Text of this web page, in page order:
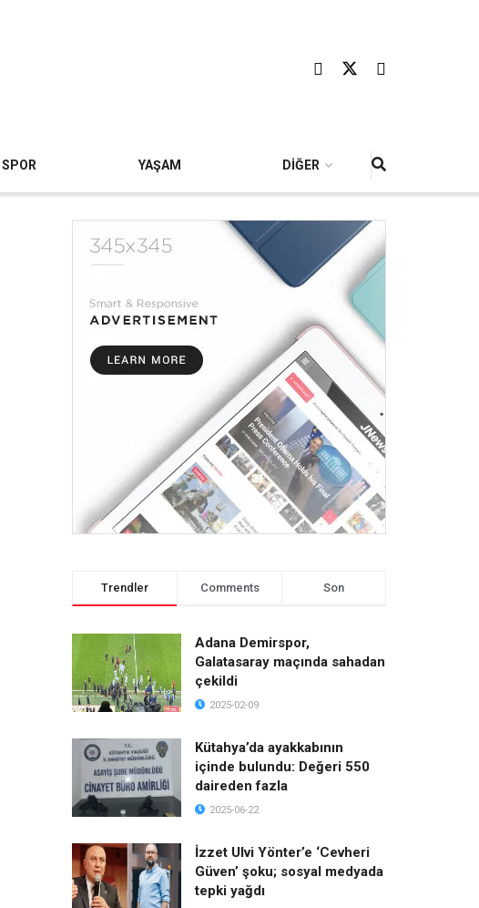
SPOR YAŞAM DİĞER
Trendler Comments Son
Adana Demirspor,
Galatasaray maçında sahadan
çekildi
2025-02-09
Kütahya’da ayakkabının
içinde bulundu: Değeri 550
daireden fazla
2025-06-22
İzzet Ulvi Yönter’e ‘Cevheri
Güven’ şoku; sosyal medyada
tepki yağdı